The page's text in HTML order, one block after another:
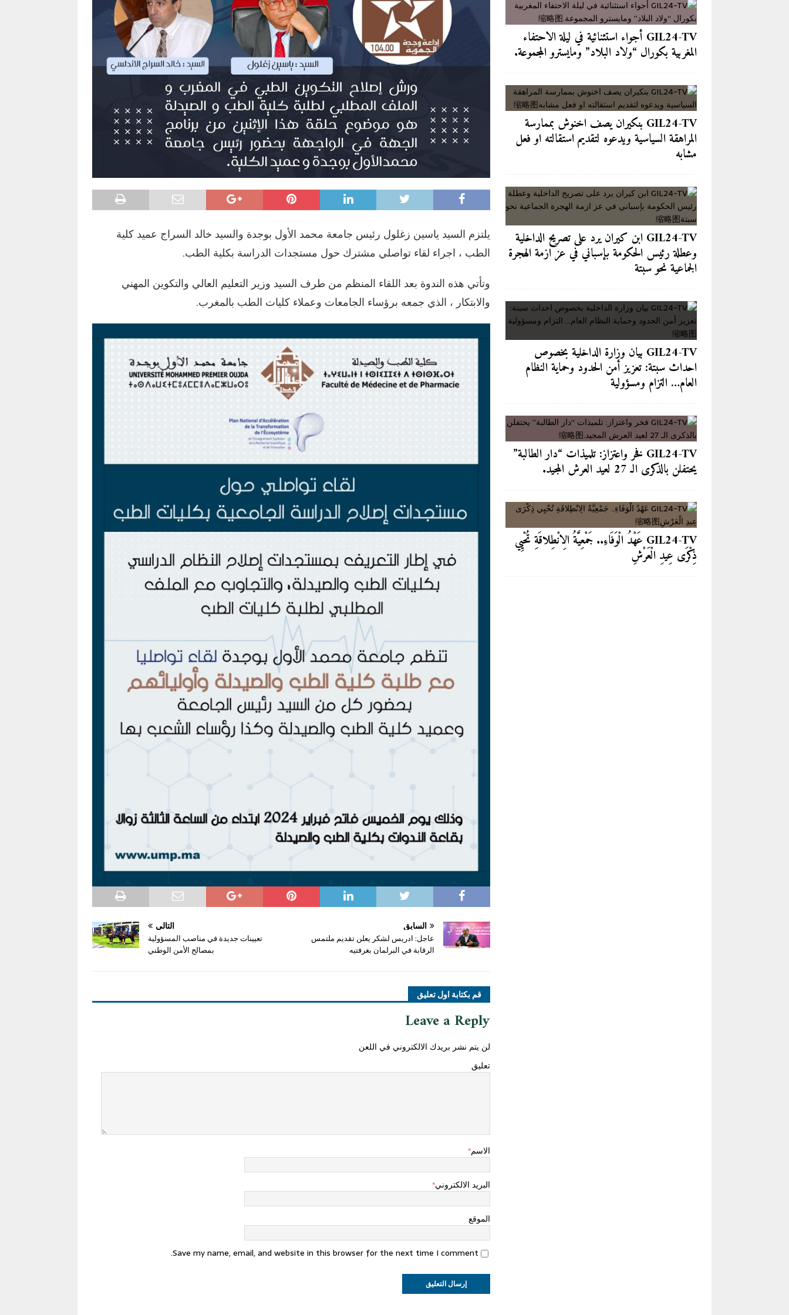
[ 2026-08-04 ]
GIL24-TV ابن كيران يرد على تصريح الداخلية وعطلة رئيس الحكومة بإسباني في عز ازمة الهجرة
الجماعية نحو سبتة GIL24-TV
[ 2026-08-04 ]
بعد كل ما وقع في سبتة، امرأة واحدة دفعت الثمن لافصاحها على الرقم الذي كلفها كل شيء
[ 2026-08-03 ]
من مقهى لازاري إلى رمال مايوركا: هروب رئيس الحكومة فوق بحر الجثث آخر الأخبار/عاجل
[ 2026-08-06 ]
احتلال الأرصفة والملك العمومي و انتشار العربات المجرورة يسيءان لمشاريع التأهيل والتجديد
الحضريين آخر الأخبار/عاجل
يلتزم السيد ياسين زغلول رئيس جامعة محمد الأول بوجدة والسيد خالد السراج عميد كلية
الطب ، اجراء لقاء تواصلي مشترك حول مستجدات الدراسة بكلية الطب.
وتأتي هذه الندوة بعد اللقاء المنظم من طرف السيد وزير التعليم العالي والتكوين المهني
والابتكار ، الذي جمعه برؤساء الجامعات وعملاء كليات الطب بالمغرب.
السابق
عاجل: ادريس لشكر يعلن تقديم ملتمس
الرقابة في البرلمان بغرفتيه
التالي
تعيينات جديدة في مناصب المسؤولية
بمصالح الأمن الوطني
قم بكتابة اول تعليق
Leave a Reply
لن يتم نشر بريدك الالكتروني في اللعن
تعليق
الاسم*
البريد الالكتروني*
الموقع
Save my name, email, and website in this browser for the next time I comment.
GIL24-TV أجواء استثنائية في ليلة الاحتفاء
المغربية بكورال “ولاد البلاد” ومايسترو المجموعة.
GIL24-TV بنكيران يصف اخنوش بممارسة
المراهقة السياسية ويدعوه لتقديم استقالته او فعل
مشابه
GIL24-TV ابن كيران يرد على تصريح الداخلية
وعطلة رئيس الحكومة بإسباني في عز ازمة الهجرة
الجماعية نحو سبتة
GIL24-TV بيان وزارة الداخلية بخصوص
احداث سبتة: تعزيز أمن الحدود وحماية النظام
العام… التزام ومسؤولية
GIL24-TV فخر واعتزاز: تلميذات “دار الطالبة”
يحتفلن بالذكرى الـ 27 لعيد العرش المجيد.
GIL24-TV عَهْدُ الْوَفَاءِ.. جَمْعِيَّةُ الِانْطِلاقَةِ تُحْيِي
ذِكْرَى عِيدِ الْعَرْشِ